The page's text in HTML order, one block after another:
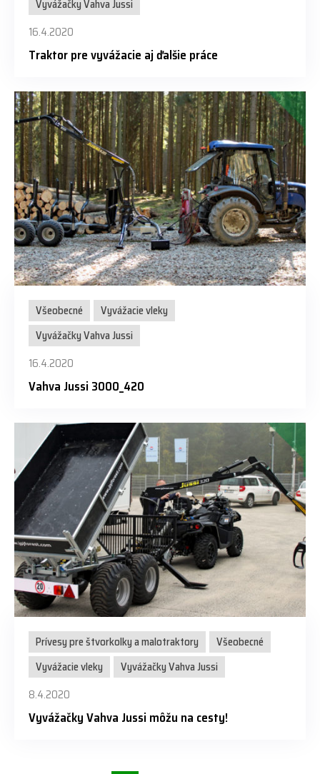
Vyvážačky Vahva Jussi
16.4.2020
Traktor pre vyvážacie aj ďalšie práce
Všeobecné
Vyvážacie vleky
Vyvážačky Vahva Jussi
16.4.2020
Vahva Jussi 3000_420
Prívesy pre štvorkolky a malotraktory
Všeobecné
Vyvážacie vleky
Vyvážačky Vahva Jussi
8.4.2020
Vyvážačky Vahva Jussi môžu na cesty!